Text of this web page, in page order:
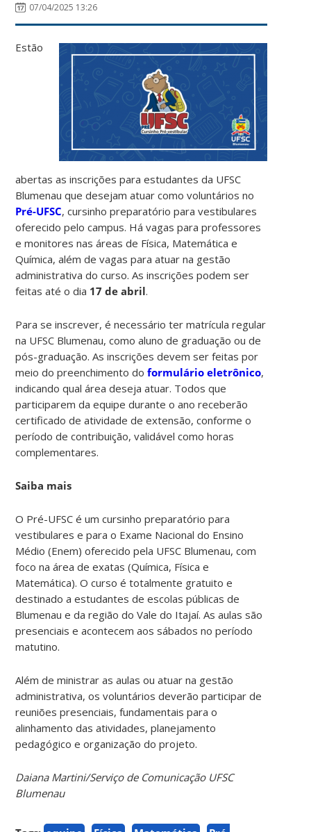
07/04/2025 13:26
Estão
abertas as inscrições para estudantes da UFSC
Blumenau que desejam atuar como voluntários no
Pré-UFSC, cursinho preparatório para vestibulares
oferecido pelo campus. Há vagas para professores
e monitores nas áreas de Física, Matemática e
Química, além de vagas para atuar na gestão
administrativa do curso. As inscrições podem ser
feitas até o dia 17 de abril.
Para se inscrever, é necessário ter matrícula regular
na UFSC Blumenau, como aluno de graduação ou de
pós-graduação. As inscrições devem ser feitas por
meio do preenchimento doformulário eletrônico,
indicando qual área deseja atuar. Todos que
participarem da equipe durante o ano receberão
certificado de atividade de extensão, conforme o
período de contribuição, validável como horas
complementares.
Saiba mais
O Pré-UFSC é um cursinho preparatório para
vestibulares e para o Exame Nacional do Ensino
Médio (Enem) oferecido pela UFSC Blumenau, com
foco na área de exatas (Química, Física e
Matemática). O curso é totalmente gratuito e
destinado a estudantes de escolas públicas de
Blumenau e da região do Vale do Itajaí. As aulas são
presenciais e acontecem aos sábados no período
matutino.
Além de ministrar as aulas ou atuar na gestão
administrativa, os voluntários deverão participar de
reuniões presenciais, fundamentais para o
alinhamento das atividades, planejamento
pedagógico e organização do projeto.
Daiana Martini/Serviço de Comunicação UFSC
Blumenau